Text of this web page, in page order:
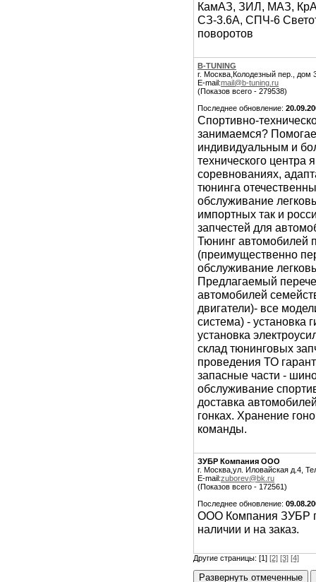
КамАЗ, ЗИЛ, МАЗ,
СЗ-3.6А, СПЧ-6
поворотов
B-TUNING
г. Москва,Колодезный пер., дом
E-mail:mail@b-tuning.ru
(Показов всего - 279538)
Последнее обновление:
Cпортивно-
занимаемся?
индивидуальным и
технического центра
соревнованиях,
тюнинга
обслуживание
импортных так и
запчестей для
Тюнинг автомобилей
(преимущественно
обслуживание
Предлагаемый
автомобилей
двигатели)- все
система) - установка
установка
склад тюнинговых
проведения ТО
запасные части -
обслуживание
доставка
гонках. Хранение
команды.
ЗУБР Компания ООО
г. Москва,ул. Иловайская д.4,
E-mail:zuborev@bk.ru
(Показов всего - 172561)
Последнее обновление:
ООО Компания ЗУБР
наличии и на заказ.
Другие страницы: [1] [2] [3] [4]